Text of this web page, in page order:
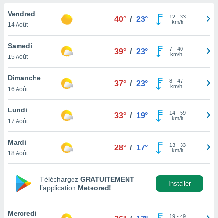
et
»,
de
qu'ils
ou
de
le
ainsi
Vendredi
14 Août
40° / 23° 12- 33
km/h
Samedi
15 Août
39° / 23° 7- 40
km/h
Dimanche
16 Août
37° / 23° 8- 47
km/h
Lundi
17 Août
33° / 19° 14- 59
km/h
Mardi
18 Août
28° / 17° 13- 33
km/h
Téléchargez GRATUITEMENT
l’application Meteored!
Installer
Mercredi 19- 49